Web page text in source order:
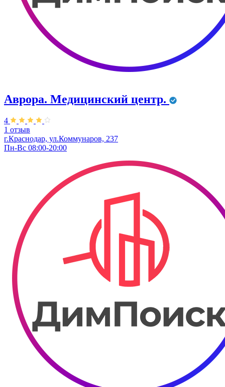
Аврора. Медицинский центр.
4
1 отзыв
г.Краснодар, ул.Коммунаров, 237
Пн-Вс 08:00-20:00